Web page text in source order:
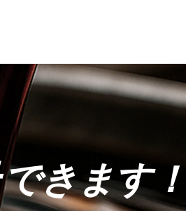
できます！